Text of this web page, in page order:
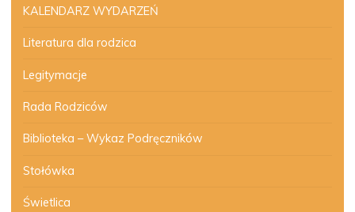
KALENDARZ WYDARZEŃ
Literatura dla rodzica
Legitymacje
Rada Rodziców
Biblioteka – Wykaz Podręczników
Stołówka
Świetlica